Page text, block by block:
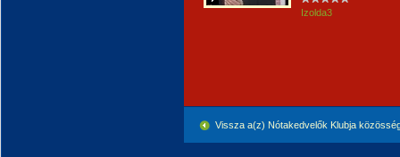
Izolda3
Vissza a(z) Nótakedvelők Klubja